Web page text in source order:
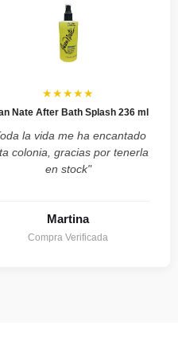
★★★★★
Nate After Bath Splash 236 ml
la vida me ha encantado
colonia, gracias por tenerla
en stock"
Martina
Compra Verificada